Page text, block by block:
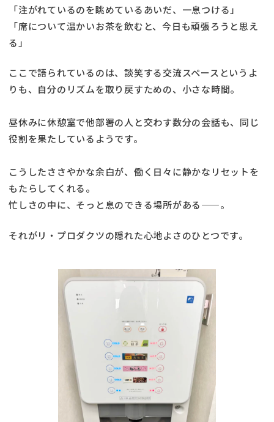
「注がれているのを眺めているあいだ、一息つける」
「席について温かいお茶を飲むと、今日も頑張ろうと思え
る」
ここで語られているのは、談笑する交流スペースというよ
りも、自分のリズムを取り戻すための、小さな時間。
昼休みに休憩室で他部署の人と交わす数分の会話も、同じ
役割を果たしているようです。
こうしたささやかな余白が、働く日々に静かなリセットを
もたらしてくれる。
忙しさの中に、そっと息のできる場所がある——。
それがリ・プロダクツの隠れた心地よさのひとつです。